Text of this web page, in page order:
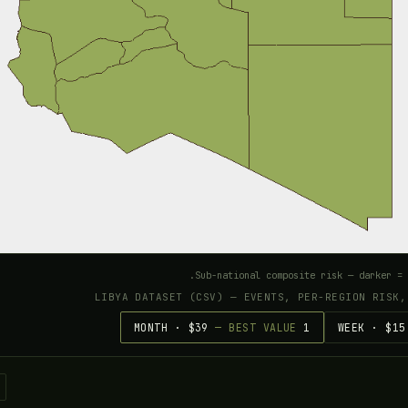
Sub-national composite risk — darker =
1 MONTH · $39
— BEST VALUE